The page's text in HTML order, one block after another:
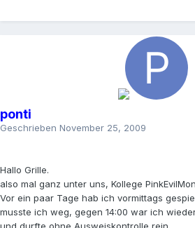
ponti
Geschrieben November 25, 2009
Hallo Grille.
also mal ganz unter uns, Kollege
Vor ein paar Tage hab ich vormittags
musste ich weg, gegen 14:00 war ich